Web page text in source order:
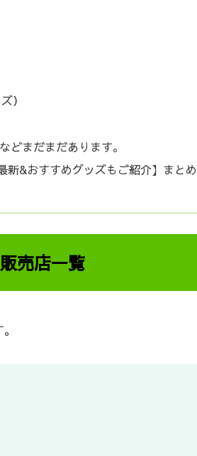
）
まだまだあります。
新&おすすめグッズもご紹介】まとめ
売店一覧